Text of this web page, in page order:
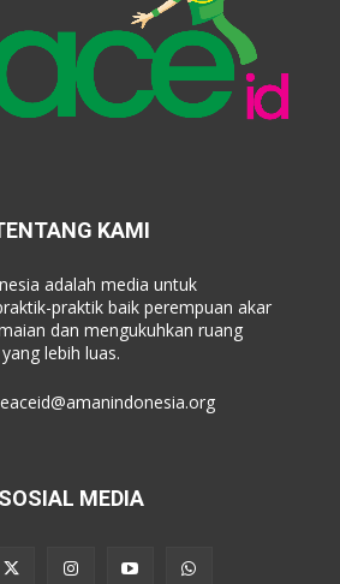
KAMI
adalah media untuk
praktik baik perempuan akar
dan mengukuhkan ruang
lebih luas.
SOSIAL MEDIA